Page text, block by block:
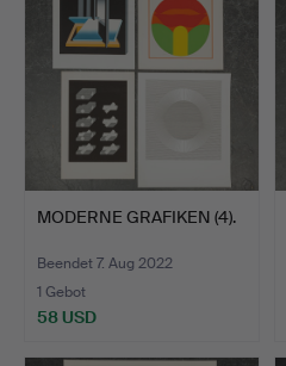
MODERNE GRAFIKEN (4).
Beendet 7. Aug 2022
1 Gebot
58 USD